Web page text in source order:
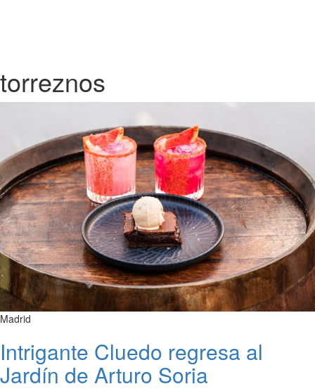
torreznos
Madrid
Intrigante Cluedo regresa al
Jardín de Arturo Soria